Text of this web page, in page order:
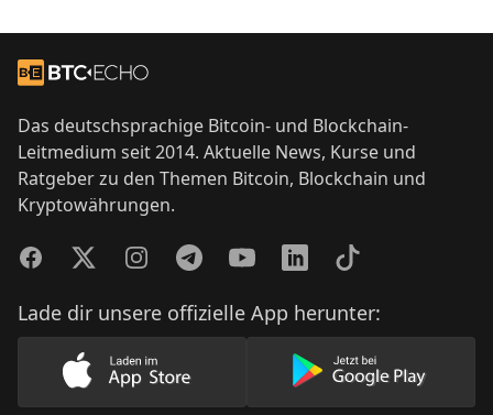
Zur Startseite
Das deutschsprachige Bitcoin- und Blockchain-
Leitmedium seit 2014. Aktuelle News, Kurse und
Ratgeber zu den Themen Bitcoin, Blockchain und
Kryptowährungen.
FacebookTwitterInstagramTelegramYouTubeLinkedInTikTok
Lade dir unsere offizielle App herunter:
Lade unsere App im AppStore herunter
Lade unsere